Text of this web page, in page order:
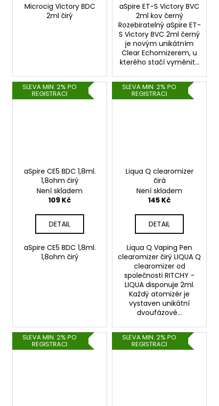
Microcig Victory BDC
2ml čirý
aSpire ET-S Victory BVC
2ml kov černý
Rozebiratelný aSpire ET-
S Victory BVC 2ml černý
je novým unikátním
Clear Echomizerem, u
kterého stačí vyměnit...
SLEVA MIN. 2% PO
REGISTRACI
aSpire CE5 BDC 1,8ml.
1,8ohm čirý
Není skladem
109 Kč
DETAIL
aSpire CE5 BDC 1,8ml.
1,8ohm čirý
SLEVA MIN. 2% PO
REGISTRACI
Liqua Q clearomizer
čirá
Není skladem
145 Kč
DETAIL
Liqua Q Vaping Pen
clearomizer čirý LIQUA Q
clearomizer od
společnosti RITCHY -
LIQUA disponuje 2ml.
Každý atomizér je
vystaven unikátní
dvoufázové...
SLEVA MIN. 2% PO
REGISTRACI
SLEVA MIN. 2% PO
REGISTRACI